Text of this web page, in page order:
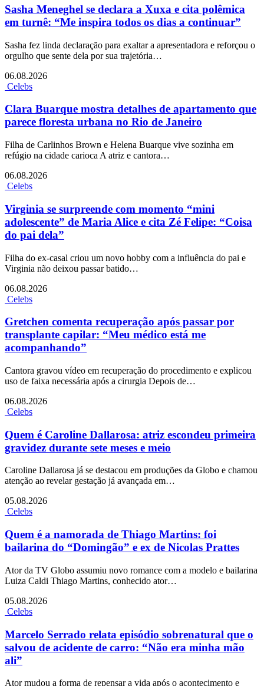
Sasha Meneghel se declara a Xuxa e cita polêmica
em turnê: “Me inspira todos os dias a continuar”
Sasha fez linda declaração para exaltar a apresentadora e reforçou o
orgulho que sente dela por sua trajetória…
06.08.2026
Celebs
Clara Buarque mostra detalhes de apartamento que
parece floresta urbana no Rio de Janeiro
Filha de Carlinhos Brown e Helena Buarque vive sozinha em
refúgio na cidade carioca A atriz e cantora…
06.08.2026
Celebs
Virginia se surpreende com momento “mini
adolescente” de Maria Alice e cita Zé Felipe: “Coisa
do pai dela”
Filha do ex-casal criou um novo hobby com a influência do pai e
Virginia não deixou passar batido…
06.08.2026
Celebs
Gretchen comenta recuperação após passar por
transplante capilar: “Meu médico está me
acompanhando”
Cantora gravou vídeo em recuperação do procedimento e explicou
uso de faixa necessária após a cirurgia Depois de…
06.08.2026
Celebs
Quem é Caroline Dallarosa: atriz escondeu primeira
gravidez durante sete meses e meio
Caroline Dallarosa já se destacou em produções da Globo e chamou
atenção ao revelar gestação já avançada em…
05.08.2026
Celebs
Quem é a namorada de Thiago Martins: foi
bailarina do “Domingão” e ex de Nicolas Prattes
Ator da TV Globo assumiu novo romance com a modelo e bailarina
Luiza Caldi Thiago Martins, conhecido ator…
05.08.2026
Celebs
Marcelo Serrado relata episódio sobrenatural que o
salvou de acidente de carro: “Não era minha mão
ali”
Ator mudou a forma de repensar a vida após o acontecimento e